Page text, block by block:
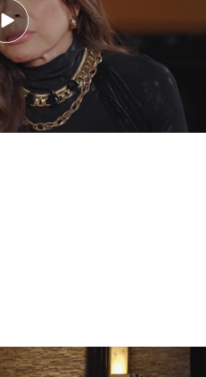
recompuesto, que había
y quevolvería
en día poder disfrutar de
con el dolor pero también con el